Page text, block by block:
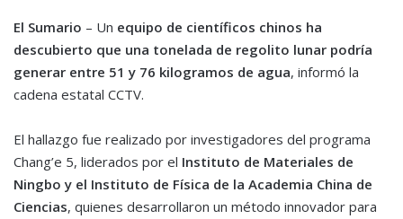
El Sumario – Un equipo de científicos chinos ha
descubierto que una tonelada de regolito lunar podría
generar entre 51 y 76 kilogramos de agua, informó la
cadena estatal CCTV.
El hallazgo fue realizado por investigadores del programa
Chang’e 5, liderados por el Instituto de Materiales de
Ningbo y el Instituto de Física de la Academia China de
Ciencias, quienes desarrollaron un método innovador para